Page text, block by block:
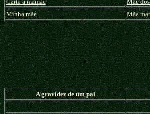
Minha mãe
Mãe
A gravidez de um pai